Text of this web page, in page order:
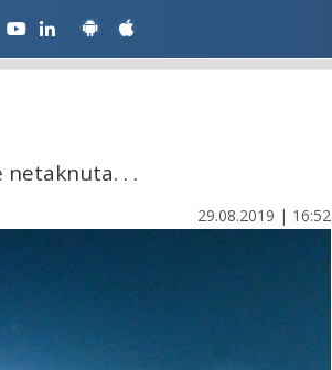
. .
29.08.2019 | 16:52